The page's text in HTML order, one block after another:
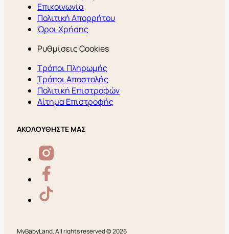
Επικοινωνία
Πολιτική Απορρήτου
Όροι Χρήσης
Ρυθμίσεις Cookies
Τρόποι Πληρωμής
Τρόποι Αποστολής
Πολιτική Επιστροφών
Αίτημα Επιστροφής
ΑΚΟΛΟΥΘΗΣΤΕ ΜΑΣ
MyBabyLand. All rights reserved © 2026